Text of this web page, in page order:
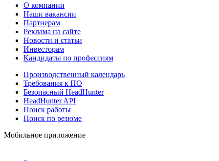
О компании
Наши вакансии
Партнерам
Реклама на сайте
Новости и статьи
Инвесторам
Кандидаты по профессиям
Производственный календарь
Требования к ПО
Безопасный HeadHunter
HeadHunter API
Поиск работы
Поиск по резюме
Мобильное приложение